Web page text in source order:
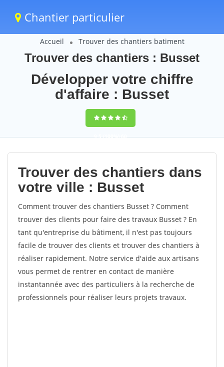
Chantier particulier
Accueil Trouver des chantiers batiment
Trouver des chantiers : Busset
Développer votre chiffre
d'affaire : Busset
9,5(100%)60
votes
Trouver des chantiers dans
votre ville : Busset
Comment trouver des chantiers Busset ? Comment
trouver des clients pour faire des travaux Busset ? En
tant qu'entreprise du bâtiment, il n'est pas toujours
facile de trouver des clients et trouver des chantiers à
réaliser rapidement. Notre service d'aide aux artisans
vous permet de rentrer en contact de manière
instantannée avec des particuliers à la recherche de
professionnels pour réaliser leurs projets travaux.